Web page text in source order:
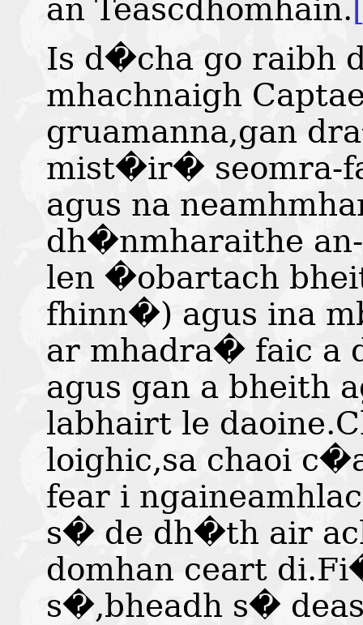
an Teascdhomhain.
Is d�cha go raibh
mhachnaigh
gruamanna,gan
mist�ir� seomra-
agus na
dh�nmharaithe
len �obartach
fhinn�) agus ina
ar mhadra� faic a
agus gan a bheith
labhairt le
loighic,sa chaoi
fear i
s� de dh�th air
domhan ceart
s�,bheadh s�